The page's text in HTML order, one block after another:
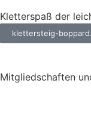
Kletterspaß der
klettersteig-
Mitgliedschaften